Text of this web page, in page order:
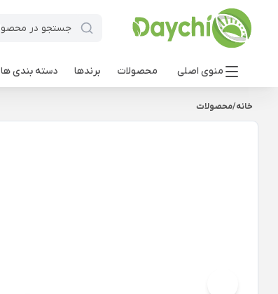
منوی اصلی محصولات برندها دسته بندی ها
خانه/محصولات